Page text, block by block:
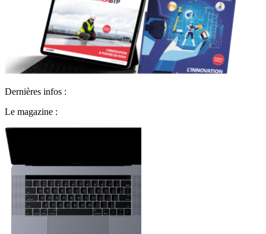
Dernières infos :
Le magazine :